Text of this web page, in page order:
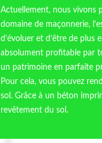
Actuellement, nous vivons
domaine de maçonnerie,
d’évoluer et d’être de
absolument profitable par
un patrimoine en parfaite
Pour cela, vous pouvez
sol. Grâce à un béton
revêtement du sol.